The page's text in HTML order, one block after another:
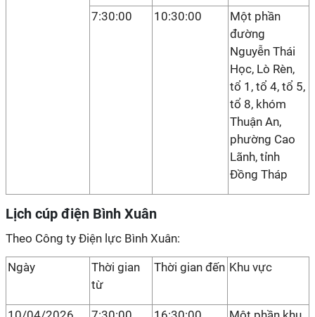
7:30:00 10:30:00
Một phần
đường
Nguyễn Thái
Học, Lò Rèn,
tổ 1, tổ 4, tổ 5,
tổ 8, khóm
Thuận An,
phường Cao
Lãnh, tỉnh
Đồng Tháp
Lịch cúp điện Bình Xuân
Theo Công ty Điện lực Bình Xuân:
Ngày
Thời gian
từ
Thời gian đến Khu vực